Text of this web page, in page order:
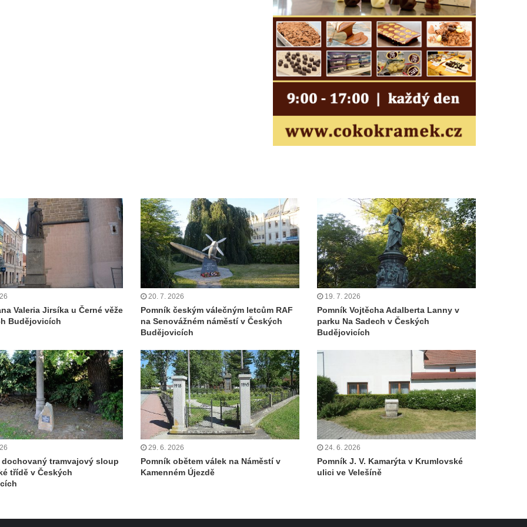
Valeria Jirsíka u Černé věže
Budějovicích
20. 7. 2026
Pomník českým válečným letcům RAF
na Senovážném náměstí v Českých
Budějovicích
19. 7. 2026
Pomník Vojtěcha Adalberta Lanny v
parku Na Sadech v Českých
Budějovicích
dochovaný tramvajový sloup
třídě v Českých
29. 6. 2026
Pomník obětem válek na Náměstí v
Kamenném Újezdě
24. 6. 2026
Pomník J. V. Kamarýta v Krumlovské
ulici ve Velešíně